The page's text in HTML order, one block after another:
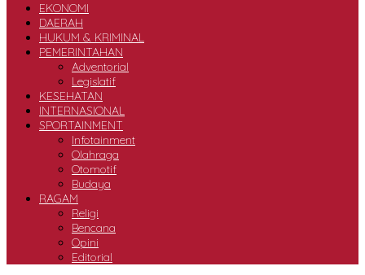
EKONOMI
DAERAH
HUKUM & KRIMINAL
PEMERINTAHAN
Adventorial
Legislatif
KESEHATAN
INTERNASIONAL
SPORTAINMENT
Infotainment
Olahraga
Otomotif
Budaya
RAGAM
Religi
Bencana
Opini
Editorial